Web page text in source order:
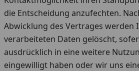
die Entscheidung anzufechten.
Abwicklung des Vertrages werden
verarbeiteten Daten gelöscht,
ausdrücklich in eine weitere
eingewilligt haben oder wir uns